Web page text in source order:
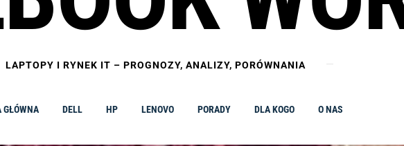
LAPTOPY I RYNEK IT – PROGNOZY, ANALIZY, PORÓWNANIA
GŁÓWNA DELL HP LENOVO PORADY DLA KOGO O NAS